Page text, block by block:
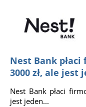
Nest Bank
3000 zł, ale jest
Nest Bank płaci
jest jeden...